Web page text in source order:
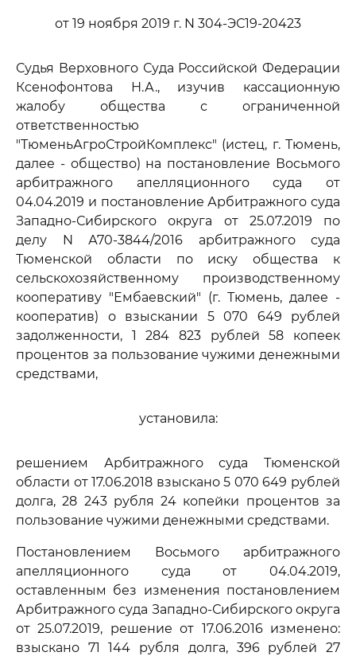
от 19 ноября 2019 г. N 304-ЭС19-20423
Судья Верховного Суда Российской Федерации
Ксенофонтова Н.А., изучив кассационную
жалобу общества с ограниченной
ответственностью
"ТюменьАгроСтройКомплекс" (истец, г. Тюмень,
далее - общество) на постановление Восьмого
арбитражного апелляционного суда от
04.04.2019 и постановление Арбитражного суда
Западно-Сибирского округа от 25.07.2019 по
делу N А70-3844/2016 арбитражного суда
Тюменской области по иску общества к
сельскохозяйственному производственному
кооперативу "Ембаевский" (г. Тюмень, далее -
кооператив) о взыскании 5 070 649 рублей
задолженности, 1 284 823 рублей 58 копеек
процентов за пользование чужими денежными
средствами,
установила:
решением Арбитражного суда Тюменской
области от 17.06.2018 взыскано 5 070 649 рублей
долга, 28 243 рубля 24 копейки процентов за
пользование чужими денежными средствами.
Постановлением Восьмого арбитражного
апелляционного суда от 04.04.2019,
оставленным без изменения постановлением
Арбитражного суда Западно-Сибирского округа
от 25.07.2019, решение от 17.06.2016 изменено:
взыскано 71 144 рубля долга, 396 рублей 27